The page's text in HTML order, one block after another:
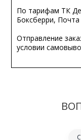
По тарифам ТК
Боксберри, Почта
Отправление
условии